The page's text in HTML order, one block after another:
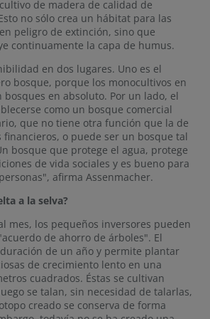
de madera de calidad de
no sólo crea un hábitat para las
peligro de extinción, sino que
continuamente la capa de humus.
en dos lugares. Uno es el
bosque, porque los monocultivos en
bosques en absoluto. Por un lado, el
como un bosque comercial
que no tiene otra función que la de
o puede ser un bosque tal
bosque que protege el agua, protege
de vida sociales y es bueno para
afirma Assenmacher.
a la selva?
mes, los pequeños inversores pueden
de ahorro de árboles". El
de un año y permite plantar
de crecimiento lento en una
cuadrados. Éstas se cultivan
se talan, sin necesidad de talarlas,
creado se conserva de forma